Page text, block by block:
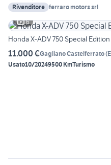
Rivenditore ferraro motors srl
6
Honda X-ADV 750 Special Edition
11.000 €Gagliano Castelferrato(
Usato10/20249500 KmTurismo